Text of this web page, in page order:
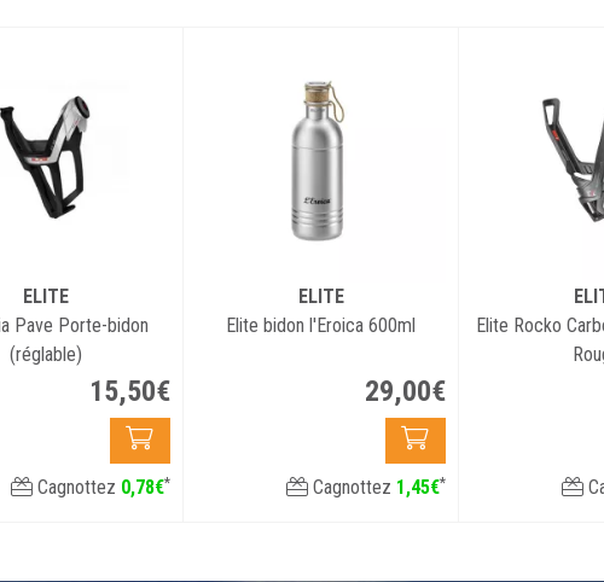
ELITE
Pave Porte-bidon
(réglable)
15,50€
Cagnottez 0,78€*
ELITE
Elite bidon l'Eroica 600ml
29,00€
Cagnottez 1,45€*
Elite Rocko